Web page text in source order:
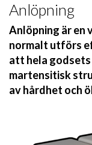
Anlöpning
Anlöpning är en
normalt utförs
att hela
martensitisk
av hårdhet och